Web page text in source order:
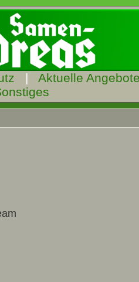
| Aktuelle